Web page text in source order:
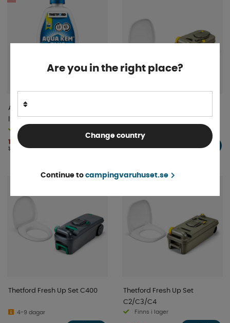
Aqua Kem Blue Lavendel 0,78
Finns i lager
185 kr
195 kr KÖP!
Thetford Fresh Up Set C400
4-9 dagar
Thetford Fresh Up Set
C2/C3/C4
Finns i lager
Are you in the right place?
Change country
Continue to campingvaruhuset.se